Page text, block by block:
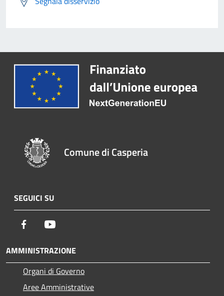
Comune di Casperia
SEGUICI SU
Facebook
AMMINISTRAZIONE
Organi di Governo
Aree Amministrative